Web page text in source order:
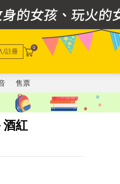
/註冊 0
售票
酒紅